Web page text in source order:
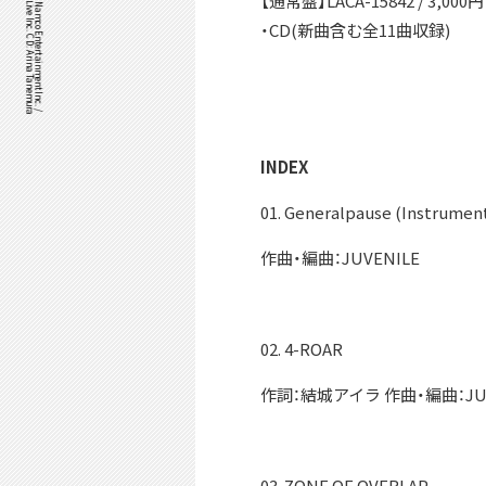
・CD(新曲含む全11曲収録)
INDEX
01. Generalpause
作曲・編曲：JUVENILE
02. 4-ROAR
作詞：結城アイラ 作曲・編曲：